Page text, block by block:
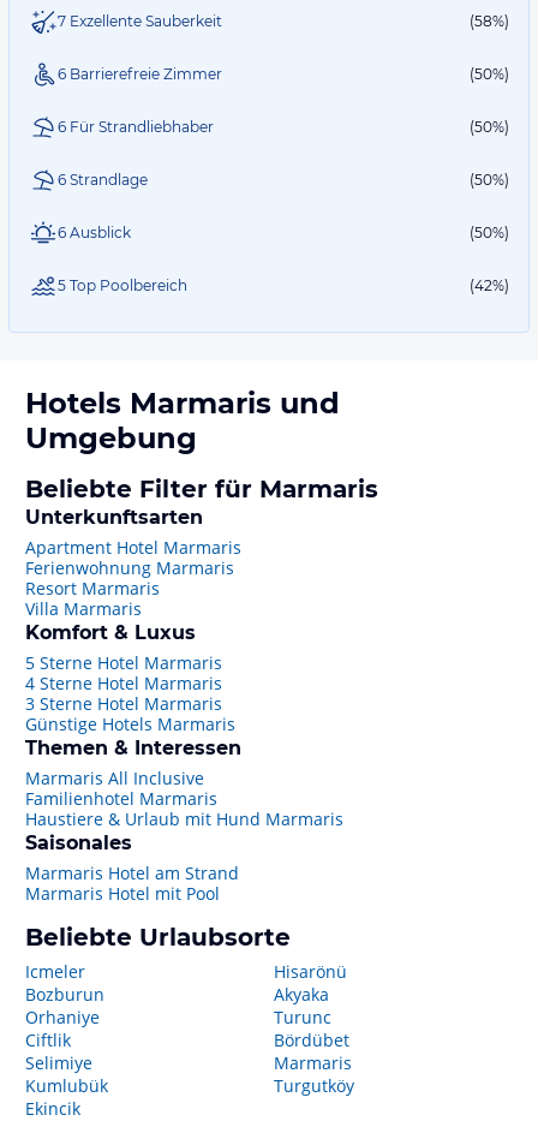
7 Exzellente Sauberkeit (58%)
6 Barrierefreie Zimmer (50%)
6 Für Strandliebhaber (50%)
6 Strandlage (50%)
6 Ausblick (50%)
5 Top Poolbereich (42%)
Hotels Marmaris und
Umgebung
Beliebte Filter für Marmaris
Unterkunftsarten
Apartment Hotel Marmaris
Ferienwohnung Marmaris
Resort Marmaris
Villa Marmaris
Komfort & Luxus
5 Sterne Hotel Marmaris
4 Sterne Hotel Marmaris
3 Sterne Hotel Marmaris
Günstige Hotels Marmaris
Themen & Interessen
Marmaris All Inclusive
Familienhotel Marmaris
Haustiere & Urlaub mit Hund Marmaris
Saisonales
Marmaris Hotel am Strand
Marmaris Hotel mit Pool
Beliebte Urlaubsorte
Icmeler
Bozburun
Orhaniye
Ciftlik
Selimiye
Kumlubük
Ekincik
Hisarönü
Akyaka
Turunc
Bördübet
Marmaris
Turgutköy